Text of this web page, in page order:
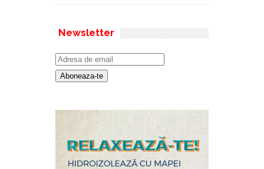
Newsletter